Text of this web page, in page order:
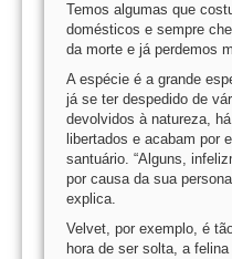
Temos algumas que
domésticos e sempre
da morte e já perdemos
A espécie é a grande
já se ter despedido de
devolvidos à natureza,
libertados e acabam por
santuário. “Alguns,
por causa da sua
explica.
Velvet, por exemplo, é
hora de ser solta, a